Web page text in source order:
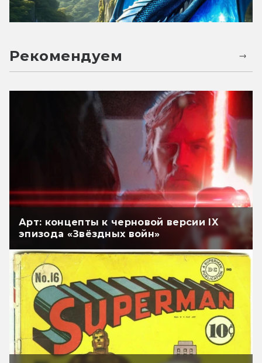
Рекомендуем
Арт: концепты к черновой версии IX
эпизода «Звёздных войн»